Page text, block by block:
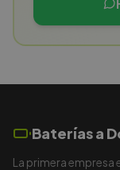
Baterías a
La primera empresa